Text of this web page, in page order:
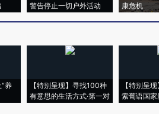
警告停止一切户外活动
康危机
“养
【特别呈现】寻找100种
有意思的生活方式·第一对
【特别呈
索葡语国家